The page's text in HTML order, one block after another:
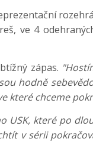
ve 4
zápas.
hodně
které chceme
USK, které po
v sérii